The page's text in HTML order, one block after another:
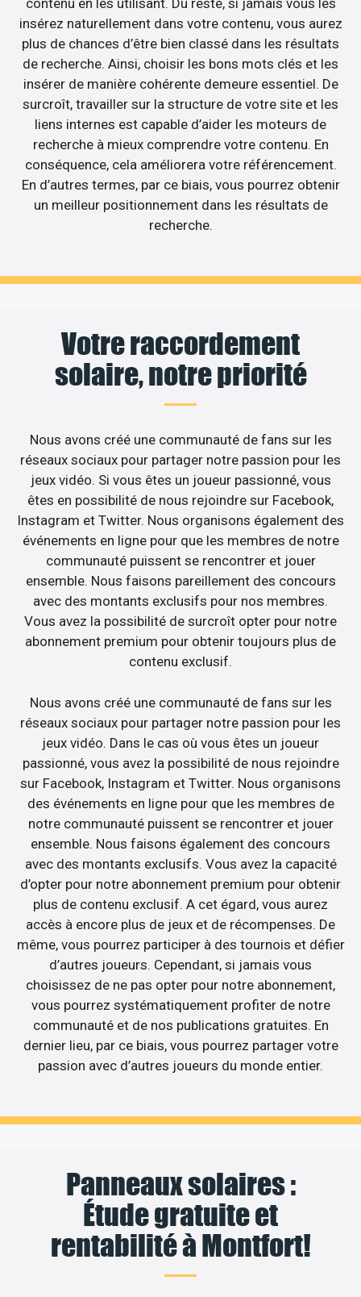
insérez naturellement dans votre contenu, vous aurez
plus de chances d’être bien classé dans les résultats
de recherche. Ainsi, choisir les bons mots clés et les
insérer de manière cohérente demeure essentiel. De
surcroît, travailler sur la structure de votre site et les
liens internes est capable d’aider les moteurs de
recherche à mieux comprendre votre contenu. En
conséquence, cela améliorera votre référencement.
En d’autres termes, par ce biais, vous pourrez obtenir
un meilleur positionnement dans les résultats de
recherche.
Votre raccordement
solaire, notre priorité
Nous avons créé une communauté de fans sur les
réseaux sociaux pour partager notre passion pour les
jeux vidéo. Si vous êtes un joueur passionné, vous
êtes en possibilité de nous rejoindre sur Facebook,
Instagram et Twitter. Nous organisons également des
événements en ligne pour que les membres de notre
communauté puissent se rencontrer et jouer
ensemble. Nous faisons pareillement des concours
avec des montants exclusifs pour nos membres.
Vous avez la possibilité de surcroît opter pour notre
abonnement premium pour obtenir toujours plus de
contenu exclusif.
Nous avons créé une communauté de fans sur les
réseaux sociaux pour partager notre passion pour les
jeux vidéo. Dans le cas où vous êtes un joueur
passionné, vous avez la possibilité de nous rejoindre
sur Facebook, Instagram et Twitter. Nous organisons
des événements en ligne pour que les membres de
notre communauté puissent se rencontrer et jouer
ensemble. Nous faisons également des concours
avec des montants exclusifs. Vous avez la capacité
d’opter pour notre abonnement premium pour obtenir
plus de contenu exclusif. A cet égard, vous aurez
accès à encore plus de jeux et de récompenses. De
même, vous pourrez participer à des tournois et défier
d’autres joueurs. Cependant, si jamais vous
choisissez de ne pas opter pour notre abonnement,
vous pourrez systématiquement profiter de notre
communauté et de nos publications gratuites. En
dernier lieu, par ce biais, vous pourrez partager votre
passion avec d’autres joueurs du monde entier.
Panneaux solaires :
Étude gratuite et
rentabilité à Montfort!